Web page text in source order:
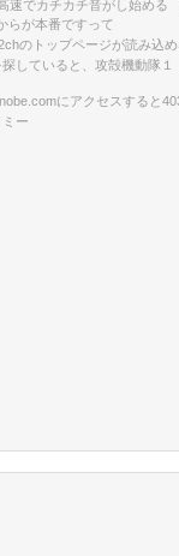
速でカチカチ音がし始める
らが本番ですって
のトップページが読み込
していると、攻殻機動隊
にアクセスすると
ー